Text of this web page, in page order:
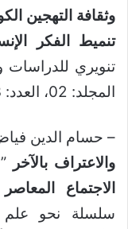
وثقافة التهجين
تنميط الفكر
تنويري للدراسات
المجلد: 02، العدد: 023، 2025.
– حسام الدين
والاعتراف بالآخر
الاجتماع